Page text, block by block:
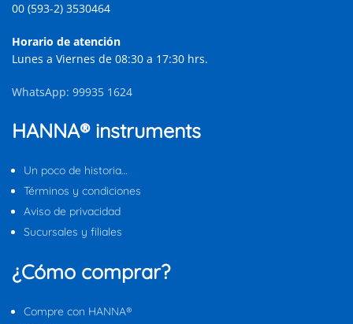
00 (593-2) 3530464
Horario de atención
Lunes a Viernes de 08:30 a 17:30 hrs.
WhatsApp: 99935 1624
HANNA® instruments
Un poco de historia…
Términos y condiciones
Aviso de privacidad
Sucursales y filiales
¿Cómo comprar?
Compre con HANNA®